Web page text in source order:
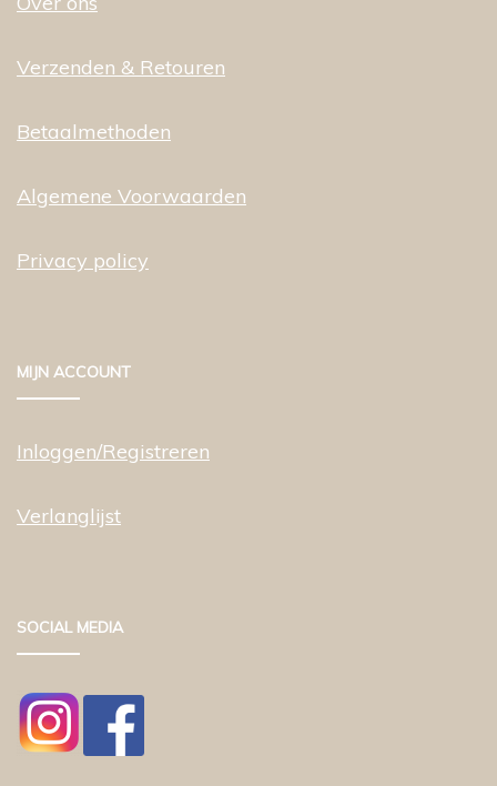
Verzenden & Retouren
Betaalmethoden
Algemene Voorwaarden
Privacy policy
MIJN ACCOUNT
Inloggen/Registreren
Verlanglijst
SOCIAL MEDIA